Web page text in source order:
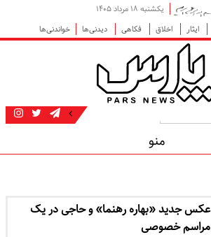
یکشنبه ۱۸ مرداد ۱۴۰۵
ایثار اخلاق فکاهی دیدنی‌ها خواندنی‌ها
منو
عکس جدید «بهاره رهنما» و حاجی در یک
مراسم خصوصی